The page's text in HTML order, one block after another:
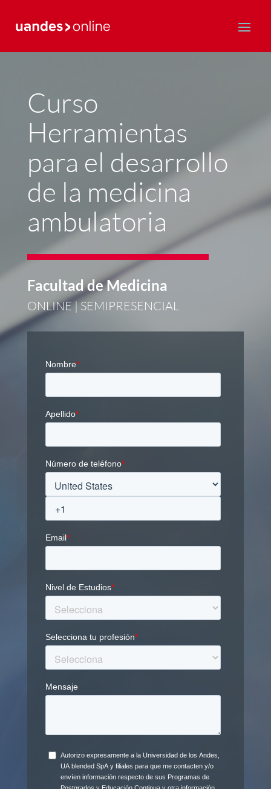
Postgrado y Educación Continua
Curso
Herramientas
para el desarrollo
de la medicina
ambulatoria
Facultad de Medicina
ONLINE | SEMIPRESENCIAL